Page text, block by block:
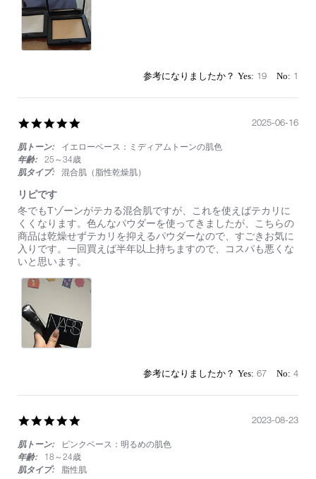
く
れ
る
19 1
rating
肌トーン:
イエローベース：ミディアムトーンの肌色
年齢:
25～34歳
肌タイプ:
混合肌（脂性乾燥肌）
リピです
Review
by
on
16
Jun
2025
review
stating
リ
ピ
で
す
冬でもTゾーンがテカる混合肌ですが、これを使えばテカリに
くくなります。色んなパウダーを使ってきましたが、こちらの
商品は乾燥せずテカリを抑えるパウダーなので、すごきお気に
入りです。一回買えば半年以上持ちますので、コスパも悪くな
いと思います。
2025-06-16
67 4
rating
肌トーン:
ピンクベース：明るめの肌色
年齢:
18～24歳
肌タイプ:
脂性肌
2023-08-23